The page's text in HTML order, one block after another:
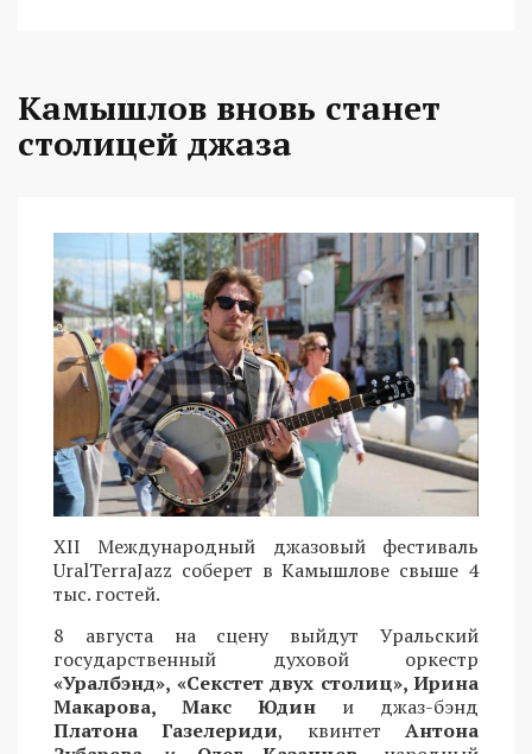
Камышлов вновь станет
столицей джаза
XII Международный джазовый фестиваль
UralTerraJazz соберет в Камышлове свыше 4
тыс. гостей.
8 августа на сцену выйдут Уральский
государственный духовой оркестр
«Уралбэнд», «Секстет двух столиц», Ирина
Макарова, Макс Юдин и джаз-бэнд
Платона Газелериди, квинтетАнтона